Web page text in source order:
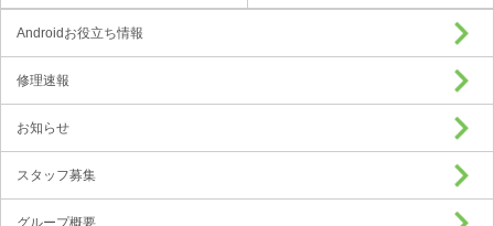
Androidお役立ち情報
修理速報
お知らせ
スタッフ募集
グループ概要